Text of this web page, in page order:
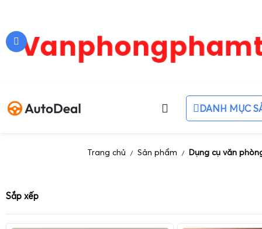
DANH MỤC
Trang chủ / Sản phẩm / Dụng cụ văn
Sắp xếp